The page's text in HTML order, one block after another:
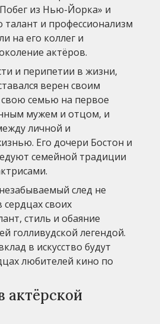
из Нью-Йорка» и
талант и профессионализм
на его коллег и
актёров.
и перипетии в жизни,
верен своим
семью на первое
мужем и отцом, и
личной и
Его дочери Бостон и
семейной традиции
след не
своих
стиль и обаяние
голливудской легендой.
в искусство будут
любителей кино по
актёрской